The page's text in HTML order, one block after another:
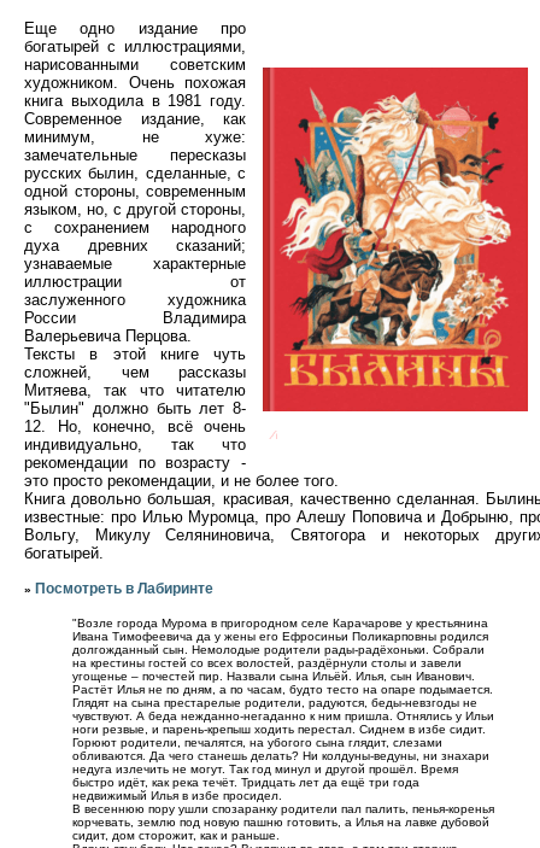
Еще одно издание про
богатырей с иллюстрациями,
нарисованными советским
художником. Очень похожая
книга выходила в 1981 году.
Современное издание, как
минимум, не хуже:
замечательные пересказы
русских былин, сделанные, с
одной стороны, современным
языком, но, с другой стороны,
с сохранением народного
духа древних сказаний;
узнаваемые характерные
иллюстрации от
заслуженного художника
России Владимира
Валерьевича Перцова.
Тексты в этой книге чуть
сложней, чем рассказы
Митяева, так что читателю
"Былин" должно быть лет 8-
12. Но, конечно, всё очень
индивидуально, так что
рекомендации по возрасту -
это просто рекомендации, и не более того.
Книга довольно большая, красивая, качественно сделанная.
известные: про Илью Муромца, про Алешу Поповича и Добрыню,
Вольгу, Микулу Селяниновича, Святогора и некоторых
богатырей.
» Посмотреть в Лабиринте
"Возле города Мурома в пригородном селе Карачарове у крестьянина
Ивана Тимофеевича да у жены его Ефросиньи Поликарповны родился
долгожданный сын. Немолодые родители рады-радёхоньки. Собрали
на крестины гостей со всех волостей, раздёрнули столы и завели
угощенье – почестей пир. Назвали сына Ильёй. Илья, сын Иванович.
Растёт Илья не по дням, а по часам, будто тесто на опаре подымается.
Глядят на сына престарелые родители, радуются, беды-невзгоды не
чувствуют. А беда нежданно-негаданно к ним пришла. Отнялись у Ильи
ноги резвые, и парень-крепыш ходить перестал. Сиднем в избе сидит.
Горюют родители, печалятся, на убогого сына глядит, слезами
обливаются. Да чего станешь делать? Ни колдуны-ведуны, ни знахари
недуга излечить не могут. Так год минул и другой прошёл. Время
быстро идёт, как река течёт. Тридцать лет да ещё три года
недвижимый Илья в избе просидел.
В весеннюю пору ушли спозаранку родители пал палить, пенья-коренья
корчевать, землю под новую пашню готовить, а Илья на лавке дубовой
сидит, дом сторожит, как и раньше.